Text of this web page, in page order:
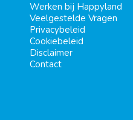
Werken bij Happyland
Veelgestelde Vragen
Privacybeleid
Cookiebeleid
Disclaimer
Contact